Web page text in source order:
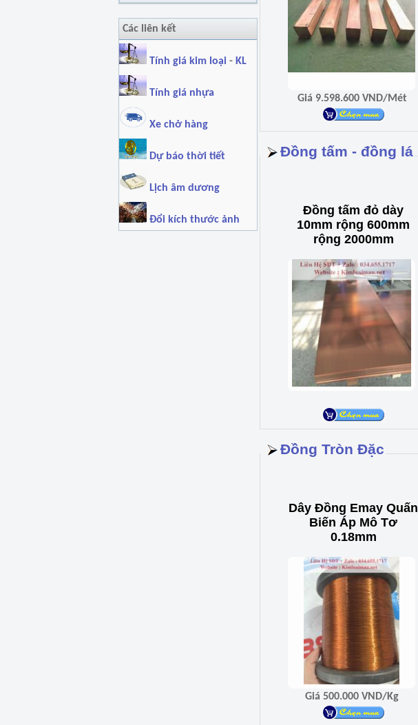
Các liên kết
Tính giá kim loại - KL
Tính giá nhựa
Xe chở hàng
Dự báo thời tiết
Lịch âm dương
Đổi kích thước ảnh
Giá 9.598.600 VND/Mét
Đồng tấm - đồng lá
Đồng tấm đỏ dày
10mm rộng 600mm
rộng 2000mm
Đồng Tròn Đặc
Dây Đồng Emay Quấn
Biến Áp Mô Tơ
0.18mm
Giá 500.000 VND/Kg